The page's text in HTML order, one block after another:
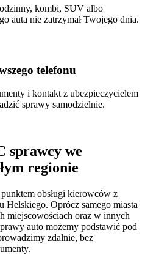
kombi, SUV albo
auta nie zatrzymał Twojego dnia.
telefonu
i kontakt z ubezpieczycielem
sprawy samodzielnie.
sprawcy we
regionie
obsługi kierowców z
Helskiego. Oprócz samego miasta
miejscowościach oraz w innych
auto możemy podstawić pod
zdalnie, bez